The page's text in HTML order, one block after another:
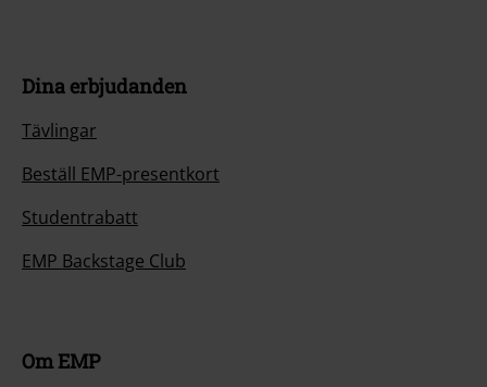
Dina erbjudanden
Tävlingar
Beställ EMP-presentkort
Studentrabatt
EMP Backstage Club
Om EMP